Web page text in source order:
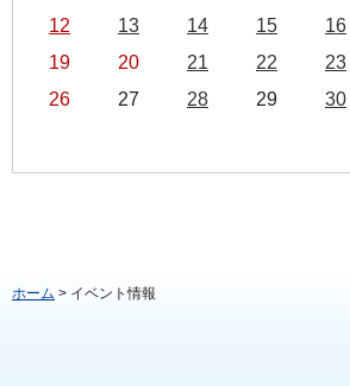
12
13 14 15 16
19
20 21 22 23
26
27 28 29 30
ホーム > イベント情報